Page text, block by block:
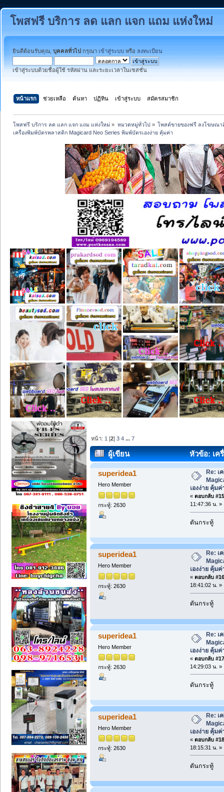
โพสฟรี บริการ ลด แลก แจก แถม แห่งใหม่
ยินดีต้อนรับคุณ, บุคคลทั่วไป กรุณา เข้าสู่ระบบ หรือ ลงทะเบียน
เข้าสู่ระบบด้วยชื่อผู้ใช้ รหัสผ่าน และระยะเวลาในเซสชั่น
หน้าแรก ช่วยเหลือ ค้นหา ปฏิทิน เข้าสู่ระบบ สมัครสมาชิก
โพสฟรี บริการ ลด แลก แจก แถม แห่งใหม่ » หมวดหมู่ทั่วไป» โพสต์ขายของฟรี ลงโฆษณา
เครื่องพิมพ์บัตรพลาสติก Magicard Neo Series พิมพ์บัตรเองง่าย คุ้มค่า
หน้า: 1 [2]3 4 ...7
ผู้เขียน
หัวข้อ: เค
เองง่าย คุ้มค่า (อ่าน 2265 ครั้ง)
superidea1
Hero Member
กระทู้: 2630
Re: เ
เองง่าย คุ้มค่
« ตอบกลับ
11:47:36 น. »
ดันกระทู้
superidea1
Hero Member
กระทู้: 2630
Re: เ
เองง่าย คุ้มค่
« ตอบกลับ
18:41:02 น. »
ดันกระทู้
superidea1
Hero Member
กระทู้: 2630
Re: เ
เองง่าย คุ้มค่
« ตอบกลับ
14:29:03 น. »
ดันกระทู้
superidea1
Hero Member
กระทู้: 2630
Re: เ
เองง่าย คุ้มค่
« ตอบกลับ
18:15:31 น. »
ดันกระทู้